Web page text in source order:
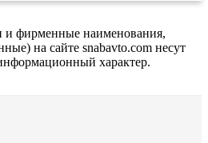
и фирменные наименования,
на сайте snabavto.com несут
характер.